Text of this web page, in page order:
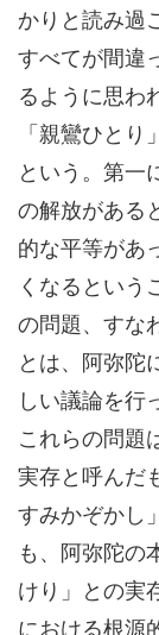
かりと読み過
すべてが間違
るように思わ
「親鸞ひと
という。第一
の解放がある
的な平等があ
くなるという
の問題、すな
とは、阿弥陀
しい議論を行
これらの問題
実存と呼んだ
すみかぞかし
も、阿弥陀の
けり」との実
における根源